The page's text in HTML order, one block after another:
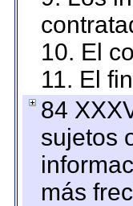
10. El
11. El
84
sujetos
más